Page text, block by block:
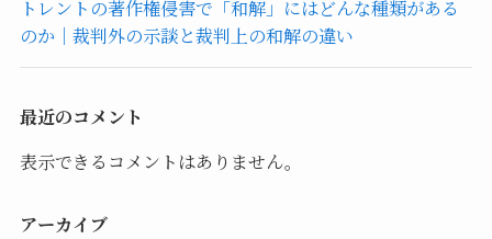
トレントの著作権侵害で「和解」にはどんな種類がある
のか｜裁判外の示談と裁判上の和解の違い
最近のコメント
表示できるコメントはありません。
アーカイブ